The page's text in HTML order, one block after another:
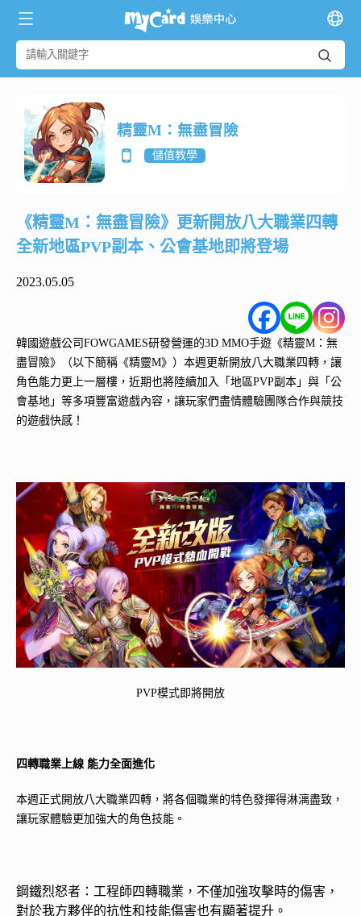
精靈M：無盡冒險
儲值教學
《精靈M：無盡冒險》更新開放八大職業四轉
全新地區PVP副本、公會基地即將登場
2023.05.05
韓國遊戲公司FOWGAMES研發營運的3D MMO手遊《精靈M：無
盡冒險》（以下簡稱《精靈M》）本週更新開放八大職業四轉，讓
角色能力更上一層樓，近期也將陸續加入「地區PVP副本」與「公
會基地」等多項豐富遊戲內容，讓玩家們盡情體驗團隊合作與競技
的遊戲快感！
PVP模式即將開放
四轉職業上線 能力全面進化
本週正式開放八大職業四轉，將各個職業的特色發揮得淋漓盡致，
讓玩家體驗更加強大的角色技能。
鋼鐵烈怒者：工程師四轉職業，不僅加強攻擊時的傷害，
對於我方夥伴的抗性和技能傷害也有顯著提升。